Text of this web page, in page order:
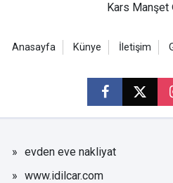
Kars
Anasayfa Künye İletişim
evden eve nakliyat
www.idilcar.com